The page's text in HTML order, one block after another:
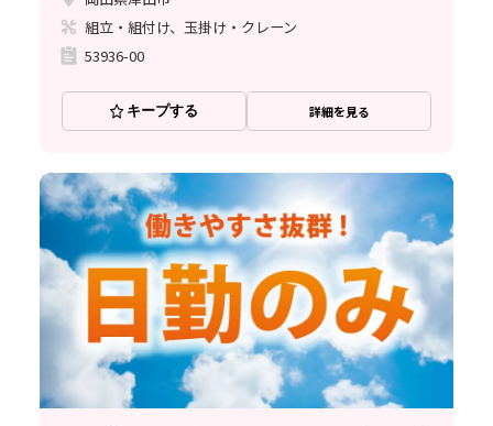
組立・組付け、玉掛け・クレーン
53936-00
キープする 詳細を見る